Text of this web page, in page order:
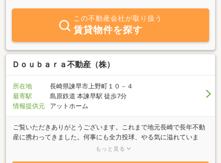
この不動産会社が取り扱う
賃貸物件を探す
Ｄｏｕｂａｒａ不動産（株）
所在地
長崎県諫早市上野町１０－４
最寄駅
島原鉄道 本諫早駅 徒歩7分
情報提供元
アットホーム
ご覧いただきありがとうございます。これまで地元長崎で長年不動
産に携わってきました。何事にも全力投球、やる気に溢れていま
す。「借主」「貸主」「買主」「売主」を自ら実践しながら不動産
もっと見る